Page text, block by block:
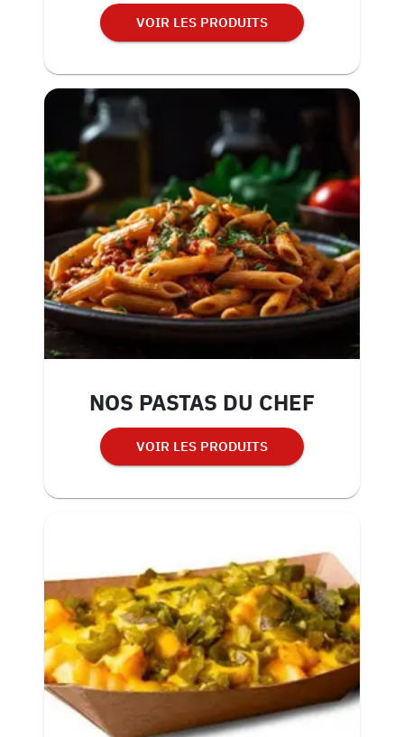
VOIR LES PRODUITS
NOS PASTAS DU CHEF
VOIR LES PRODUITS